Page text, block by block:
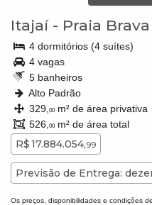
Itajaí- Praia Brava
4 dormitórios (4 suítes)
4 vagas
5 banheiros
Alto Padrão
329, 00m² de área privativa
526, 00m² de área total
R$ 17.884.054,99
Previsão de Entrega:
Os preços, disponibilidades e condições